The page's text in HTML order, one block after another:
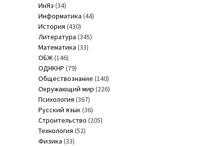
ИнЯз (34)
Информатика (44)
История (430)
Литература (345)
Математика (33)
ОБЖ(146)
ОДНКНР (79)
Обществознание (140)
Окружающий мир (226)
Психология (367)
Русский язык (36)
Строительство (205)
Технология (52)
Физика (33)